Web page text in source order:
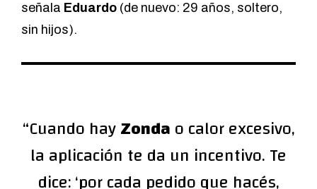
señala Eduardo (de nuevo: 29 años, soltero,
sin hijos).
“Cuando hayZondao calor excesivo,
la aplicación te da un incentivo. Te
dice: ‘por cada pedido que hacés,